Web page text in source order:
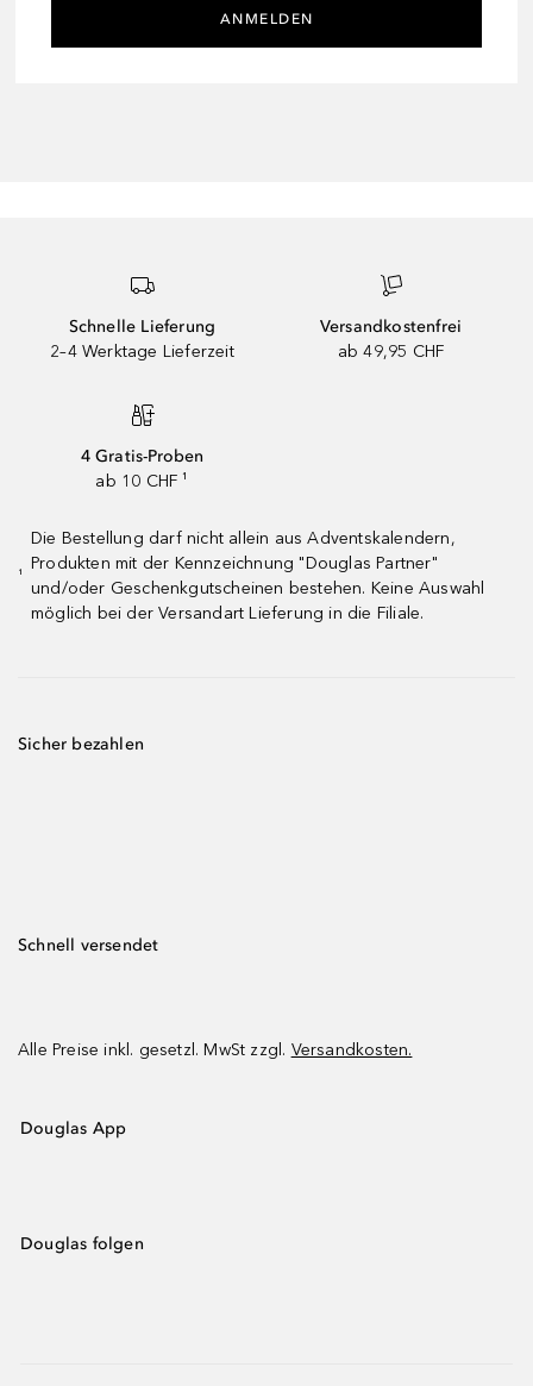
ANMELDEN
Schnelle Lieferung
2–4 Werktage Lieferzeit
Versandkostenfrei
ab 49,95 CHF
4 Gratis-Proben
ab 10 CHF ¹
¹
Die Bestellung darf nicht allein aus Adventskalendern,
Produkten mit der Kennzeichnung "Douglas Partner"
und/oder Geschenkgutscheinen bestehen. Keine Auswahl
möglich bei der Versandart Lieferung in die Filiale.
Sicher bezahlen
Schnell versendet
Alle Preise inkl. gesetzl. MwSt zzgl. Versandkosten.
Douglas App
Douglas folgen